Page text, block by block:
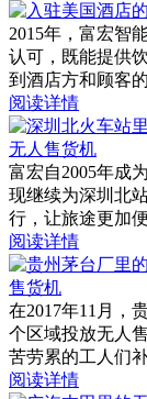
2015年，富宏智
认可，既能提供
到酒店方和顾客
阅读详情
无人售货机
富宏自2005年成
现继续为深圳北
行，让旅途更加
阅读详情
售货机
在2017年11月，
个区域投放无人
苦劳累的工人们
阅读详情